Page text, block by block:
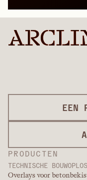
PRODUCTEN
TECHNISCHE
Overlays voor
EEN